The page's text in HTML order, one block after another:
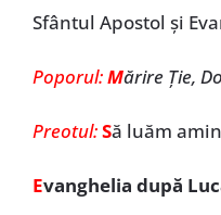
Sfântul Apostol și
Poporul:Mărire Ţie,
Preotul:Să luăm
Evanghelia după